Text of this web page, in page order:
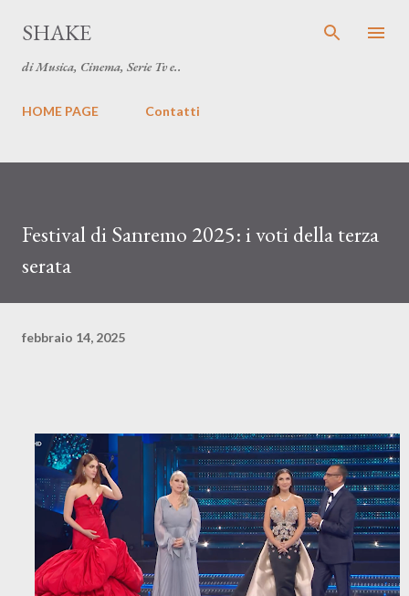
SHAKE
di Musica, Cinema, Serie Tv e..
HOME PAGE Contatti
Festival di Sanremo 2025: i voti della terza
serata
febbraio 14, 2025